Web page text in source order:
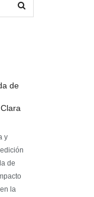
de
y
de
la